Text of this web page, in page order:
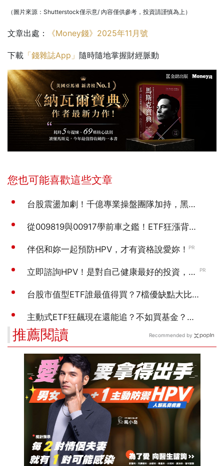
（圖片來源：Shutterstock僅示意/ 內容僅供參考，投資請謹慎為上）
文章出處： 《Money錢》2025年11月號
下載 「錢雜誌App」 隨時隨地掌握財經脈動
推薦閱讀 Recommended by